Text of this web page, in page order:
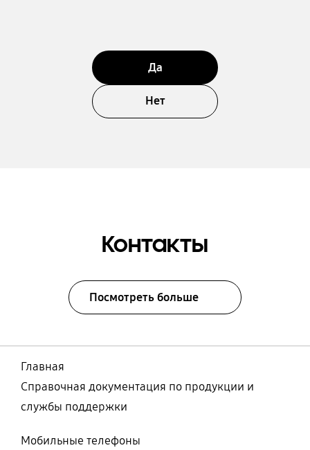
Да
Нет
Контакты
Посмотреть больше
Главная
Справочная документация по продукции и
службы поддержки
Мобильные телефоны